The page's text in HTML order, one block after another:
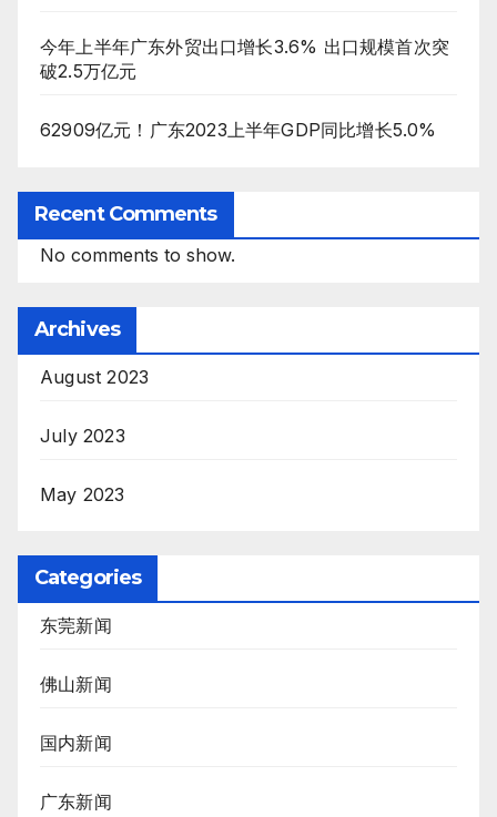
今年上半年广东外贸出口增长3.6% 出口规模首次突
破2.5万亿元
62909亿元！广东2023上半年GDP同比增长5.0%
Recent Comments
No comments to show.
Archives
August 2023
July 2023
May 2023
Categories
东莞新闻
佛山新闻
国内新闻
广东新闻